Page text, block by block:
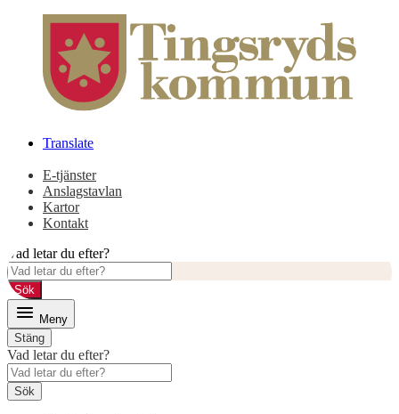
huvudmeny
Translate
E-tjänster
Anslagstavlan
Kartor
Kontakt
Vad letar du efter?
Sök
Meny
Stäng
Vad letar du efter?
Sök